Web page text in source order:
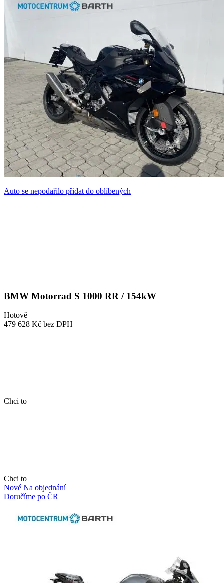
Auto se nepodařilo přidat do oblíbených
BMW Motorrad S 1000 RR / 154kW
Hotově
479 628 Kč bez DPH
Chci to
Chci to
Nové Na objednání
Doručíme po ČR